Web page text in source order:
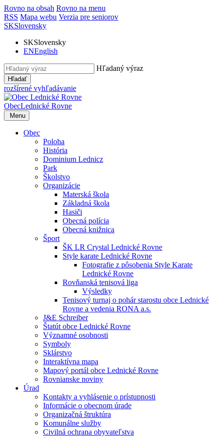
Rovno na obsah Rovno na menu
RSS Mapa webu Verzia pre seniorov
SKSlovensky
SKSlovensky
ENEnglish
Hľadaný výraz
Hľadať
rozšírené vyhľadávanie
ObecLednické Rovne
Menu
Obec
Poloha
História
Dominium Lednicz
Park
Školstvo
Organizácie
Materská škola
Základná škola
Hasiči
Obecná polícia
Obecná knižnica
Šport
ŠK LR Crystal Lednické Rovne
Style karate Lednické Rovne
Fotografie z pôsobenia Style Karate
Lednické Rovne
Rovňanská tenisová liga
Výsledky
Tenisový turnaj o pohár starostu obce Lednické
Rovne a vedenia RONA a.s.
J&E Schreiber
Štatút obce Lednické Rovne
Významné osobnosti
Symboly
Sklárstvo
Interaktívna mapa
Mapový portál obce Lednické Rovne
Rovnianske noviny
Úrad
Kontakty a vyhlásenie o prístupnosti
Informácie o obecnom úrade
Organizačná štruktúra
Komunálne služby
Civilná ochrana obyvateľstva